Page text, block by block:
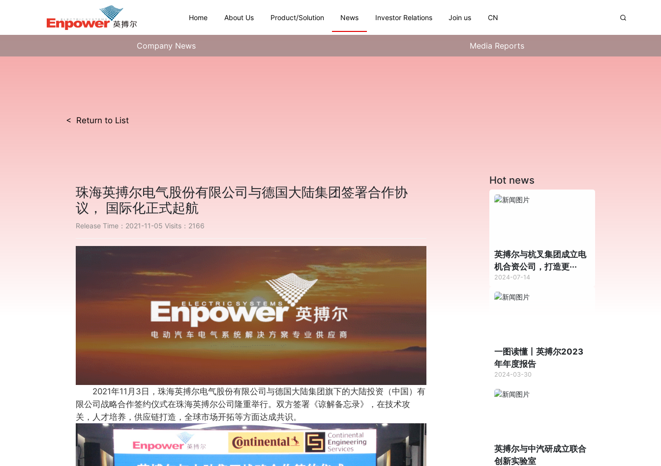
Home About Us Product/Solution News Investor Relations Join us CN
Company News Media Reports
< Return to List
珠海英搏尔电气股份有限公司与德国大陆集团签署合作协
议， 国际化正式起航
Release Time：2021-11-05 Visits：2166
2021年11月3日，珠海英搏尔电气股份有限公司与德国大陆集团旗下的大陆投资（中国）有
限公司战略合作签约仪式在珠海英搏尔公司隆重举行。双方签署《谅解备忘录》，在技术攻
关，人才培养，供应链打造，全球市场开拓等方面达成共识。
Hot news
英搏尔与杭叉集团成立电
机合资公司，打造更···
2024-07-14
一图读懂丨英搏尔2023
年年度报告
2024-03-30
英搏尔与中汽研成立联合
创新实验室